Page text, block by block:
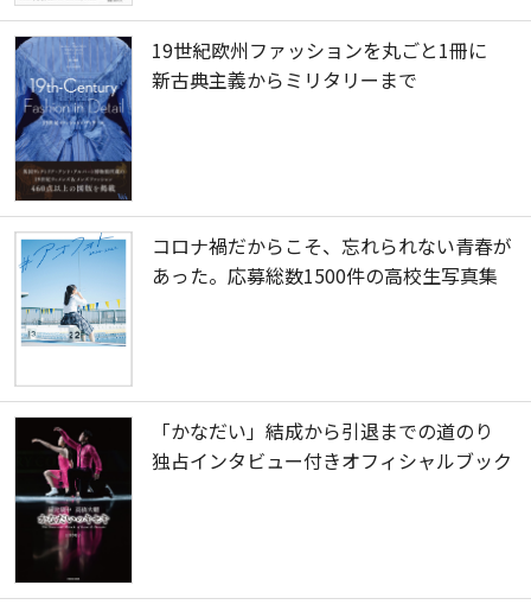
19世紀欧州ファッションを丸ごと1冊に
新古典主義からミリタリーまで
コロナ禍だからこそ、忘れられない青春が
あった。応募総数1500件の高校生写真集
「かなだい」結成から引退までの道のり
独占インタビュー付きオフィシャルブック